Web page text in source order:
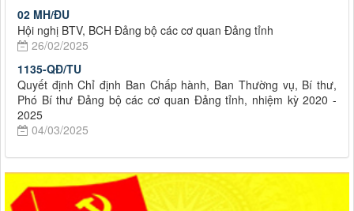
02 MH/ĐU
Hội nghị BTV, BCH Đảng bộ các cơ quan Đảng tỉnh
26/02/2025
1135-QĐ/TU
Quyết định Chỉ định Ban Chấp hành, Ban Thường vụ, Bí thư,
Phó Bí thư Đảng bộ các cơ quan Đảng tỉnh, nhiệm kỳ 2020 -
2025
04/03/2025